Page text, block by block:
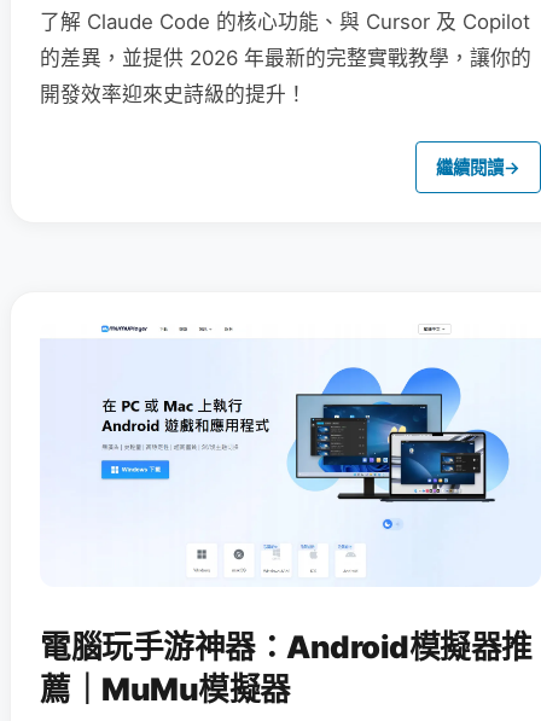
了解 Claude Code 的核心功能、與 Cursor 及 Copilot
的差異，並提供 2026 年最新的完整實戰教學，讓你的
開發效率迎來史詩級的提升！
繼續閱讀→
電腦玩手游神器：Android模擬器推
薦｜MuMu模擬器